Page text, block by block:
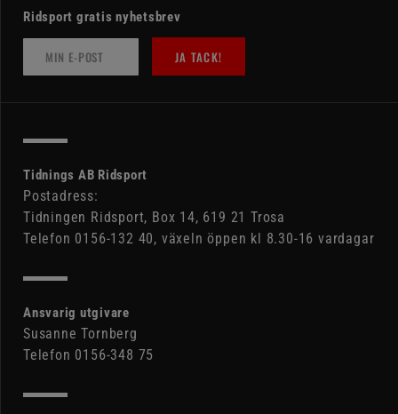
Ridsport gratis nyhetsbrev
JA TACK!
Tidnings AB Ridsport
Postadress:
Tidningen Ridsport, Box 14, 619 21 Trosa
Telefon 0156-132 40, växeln öppen kl 8.30-16 vardagar
Ansvarig utgivare
Susanne Tornberg
Telefon 0156-348 75